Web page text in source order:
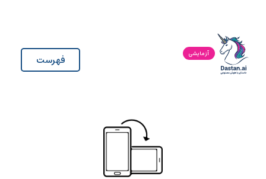
آزمایشی فهرست